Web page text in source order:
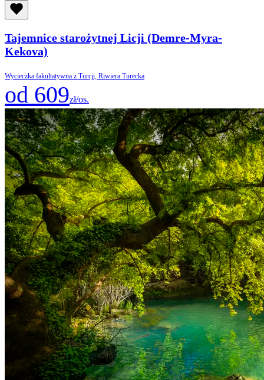
Tajemnice starożytnej Licji (Demre-Myra-
Kekova)
Wycieczka fakultatywna z Turcji, Riwiera Turecka
od 609zł/os.